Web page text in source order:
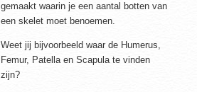
gemaakt waarin je een aantal botten van
een skelet moet benoemen.
Weet jij bijvoorbeeld waar de Humerus,
Femur, Patella en Scapula te vinden
zijn?